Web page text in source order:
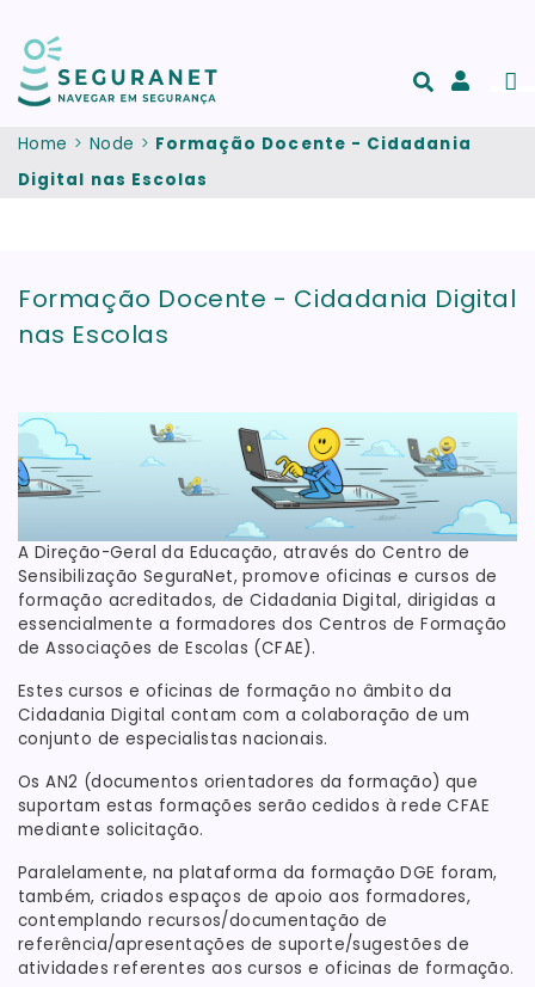
e
Home Node
Formação Docente - Cidadania
Digital nas Escolas
Formação Docente - Cidadania Digital
nas Escolas
A Direção-Geral da Educação, através do Centro de
Sensibilização SeguraNet, promove oficinas e cursos de
formação acreditados, de Cidadania Digital, dirigidas a
essencialmente a formadores dos Centros de Formação
de Associações de Escolas (CFAE).
Estes cursos e oficinas de formação no âmbito da
Cidadania Digital contam com a colaboração de um
conjunto de especialistas nacionais.
Os AN2 (documentos orientadores da formação) que
suportam estas formações serão cedidos à rede CFAE
mediante solicitação.
Paralelamente, na plataforma da formação DGE foram,
também, criados espaços de apoio aos formadores,
contemplando recursos/documentação de
referência/apresentações de suporte/sugestões de
atividades referentes aos cursos e oficinas de formação.